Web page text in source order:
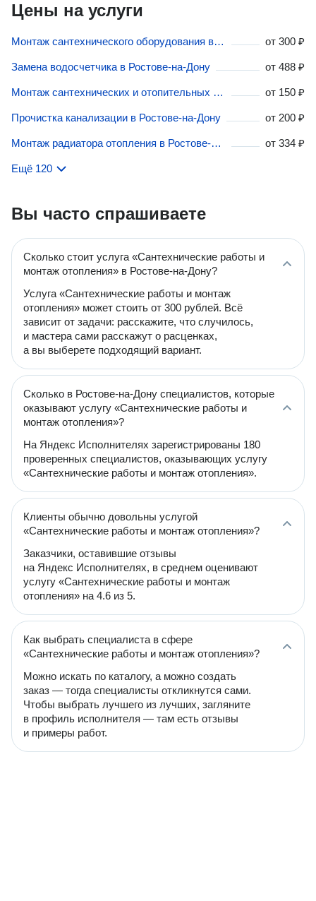
Цены на услуги
Монтаж сантехнического оборудования в Ростове-на-Дону от 300 ₽
Замена водосчетчика в Ростове-на-Дону от 488 ₽
Монтаж сантехнических и отопительных труб в Ростове-на-Дону от 150 ₽
Прочистка канализации в Ростове-на-Дону от 200 ₽
Монтаж радиатора отопления в Ростове-на-Дону от 334 ₽
Ещё 120
Вы часто спрашиваете
Сколько стоит услуга «Сантехнические работы и
монтаж отопления» в Ростове-на-Дону?
Услуга «Сантехнические работы и монтаж
отопления» может стоить от 300 рублей. Всё
зависит от задачи: расскажите, что случилось,
и мастера сами расскажут о расценках,
а вы выберете подходящий вариант.
Сколько в Ростове-на-Дону специалистов, которые
оказывают услугу «Сантехнические работы и
монтаж отопления»?
На Яндекс Исполнителях зарегистрированы 180
проверенных специалистов, оказывающих услугу
«Сантехнические работы и монтаж отопления».
Клиенты обычно довольны услугой
«Сантехнические работы и монтаж отопления»?
Заказчики, оставившие отзывы
на Яндекс Исполнителях, в среднем оценивают
услугу «Сантехнические работы и монтаж
отопления» на 4.6 из 5.
Как выбрать специалиста в сфере
«Сантехнические работы и монтаж отопления»?
Можно искать по каталогу, а можно создать
заказ — тогда специалисты откликнутся сами.
Чтобы выбрать лучшего из лучших, загляните
в профиль исполнителя — там есть отзывы
и примеры работ.